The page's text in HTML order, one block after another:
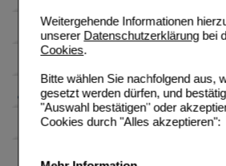
Weitergehende Informationen
unserer Datenschutzerklärungbei
Cookies.
Bitte wählen Sie nachfolgend aus,
gesetzt werden dürfen, und
"Auswahl bestätigen" oder
Cookies durch "Alles akzeptieren":